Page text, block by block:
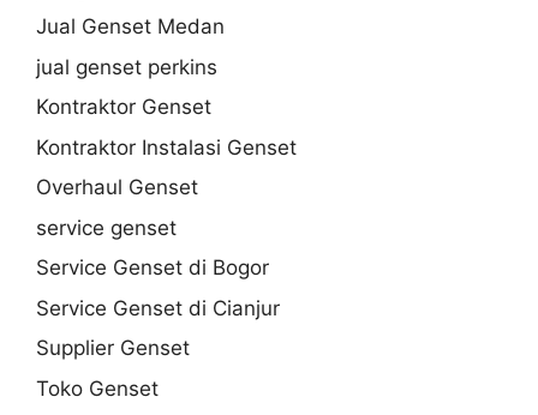
Jual Genset Medan
jual genset perkins
Kontraktor Genset
Kontraktor Instalasi Genset
Overhaul Genset
service genset
Service Genset di Bogor
Service Genset di Cianjur
Supplier Genset
Toko Genset